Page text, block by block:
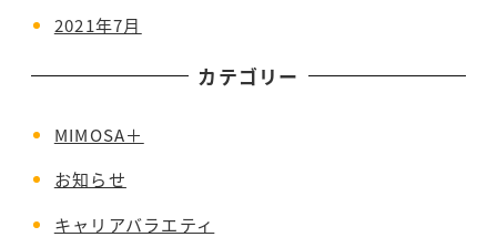
2021年7月
カテゴリー
MIMOSA＋
お知らせ
キャリアバラエティ